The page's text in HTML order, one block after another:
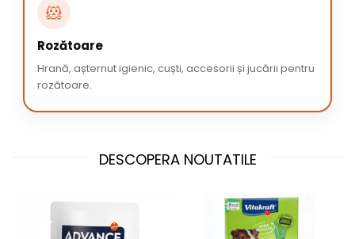
🐹
Rozătoare
Hrană, așternut igienic, cuști, accesorii și jucării pentru
rozătoare.
DESCOPERA NOUTATILE